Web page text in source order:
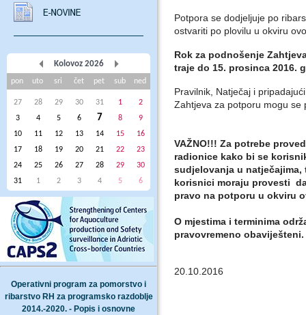
Kolovoz 2026
pon uto sri čet pet sub ned
27 28 29 30 31 1
2
3
4 5 6 7 8
9
10
11 12 13 14 15
16
17
18 19 20 21 22
23
24
25 26 27 28 29
30
31
1 2 3 4 5 6
Operativni program za pomorstvo i
ribarstvo RH za programsko razdoblje
2014.-2020. - Popis i osnovne
Potpora se dodjeljuje po
ostvariti po plovilu u okviru
Rok za podnošenje
traje do 15. prosinca 2016.
Pravilnik, Natječaj i
Zahtjeva za potporu mogu se
VAŽNO!!! Za potrebe
radionice kako bi se
sudjelovanja u
korisnici moraju provesti
pravo na potporu u okviru
O mjestima i terminima
pravovremeno
20.10.2016